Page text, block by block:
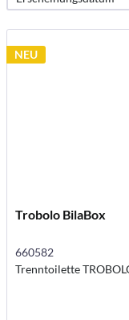
NEU
Trobolo BilaBox
660582
Trenntoilette